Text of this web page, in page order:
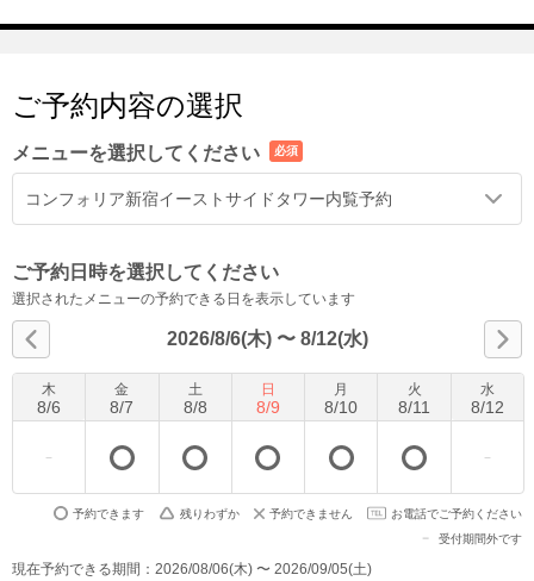
ご予約内容の選択
メニューを選択してください 必須
コンフォリア新宿イーストサイドタワー内覧予約
ご予約日時を選択してください
選択されたメニューの予約できる日を表示しています
2026/8/6(木)〜 8/12(水)
木
8/6
金
8/7
土
8/8
日
8/9
月
8/10
火
8/11
水
8/12
予約できます 残りわずか 予約できません
お電話でご予約ください
受付期間外です
現在予約できる期間：2026/08/06(木) 〜 2026/09/05(土)